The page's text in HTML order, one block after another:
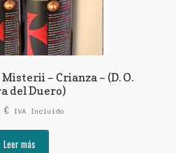
– Crianza – (D. O.
del Duero)
€ IVA Incluido
Leer más